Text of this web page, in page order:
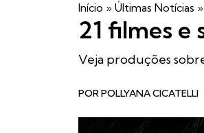
Início » Últimas Notícias »
21 filmes e
Veja produções
PORPOLLYANA CICATELLI